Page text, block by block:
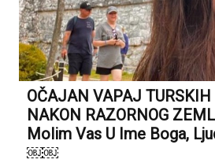
OČAJAN VAPAJ TURSKIH
NAKON RAZORNOG
Molim Vas U Ime Boga,
￼￼